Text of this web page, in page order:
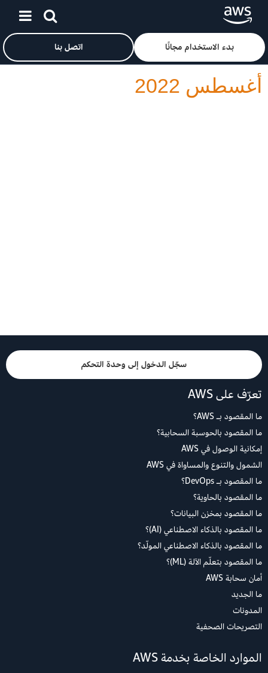
انتقل إلى المحتوى الرئيسي
انقر هنا للعودة إلى صفحة «خدمات أمازون على الويب» الرئيسية
بدء الاستخدام مجانًا اتصل بنا
أغسطس 2022
سجّل الدخول إلى وحدة التحكم
تعرّف على AWS
ما المقصود بـ AWS؟
ما المقصود بالحوسبة السحابية؟
إمكانية الوصول في AWS
الشمول والتنوع والمساواة في AWS
ما المقصود بـ DevOps؟
ما المقصود بالحاوية؟
ما المقصود بمخزن البيانات؟
ما المقصود بالذكاء الاصطناعي (AI)؟
ما المقصود بالذكاء الاصطناعي المولّد؟
ما المقصود بتعلّم الآلة (ML)؟
أمان سحابة AWS
ما الجديد
المدونات
التصريحات الصحفية
الموارد الخاصة بخدمة AWS